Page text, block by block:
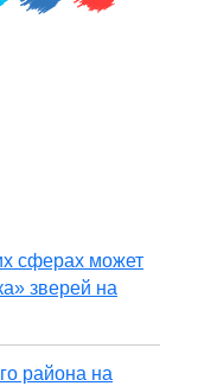
сферах может
зверей на
района на